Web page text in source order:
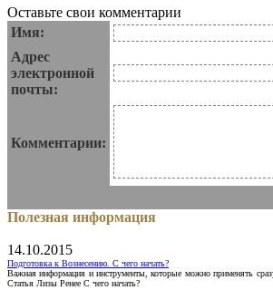
Оставьте свои комментарии
Имя:
Адрес
электронной
почты:
Комментарии:
Полезная информация
14.10.2015
Подготовка к Вознесению. С чего начать?
Важная информация и инструменты, которые можно применять
Статья Лизы Ренее С чего начать?